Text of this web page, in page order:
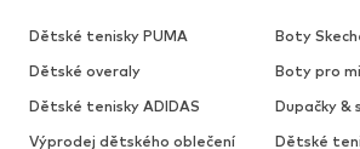
Dětské tenisky PUMA
Boty
Dětské overaly
Boty pro
Dětské tenisky ADIDAS
Dupačky &
Výprodej dětského oblečení
Dětské